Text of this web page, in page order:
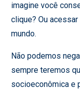
imagine você
clique? Ou
mundo.
Não podemos
sempre teremos
socioeconômica e